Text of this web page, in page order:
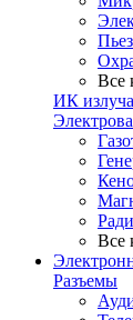
Все
ИК
Все
Разъемы